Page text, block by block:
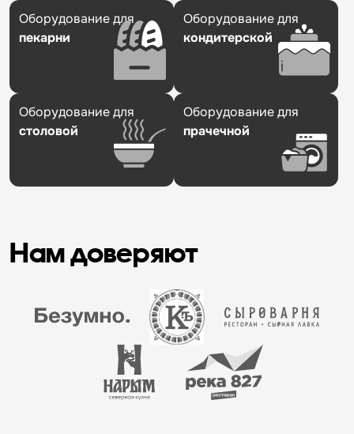
Оборудование для
пекарни
Оборудование для
кондитерской
Оборудование для
столовой
Оборудование для
прачечной
Нам доверяют